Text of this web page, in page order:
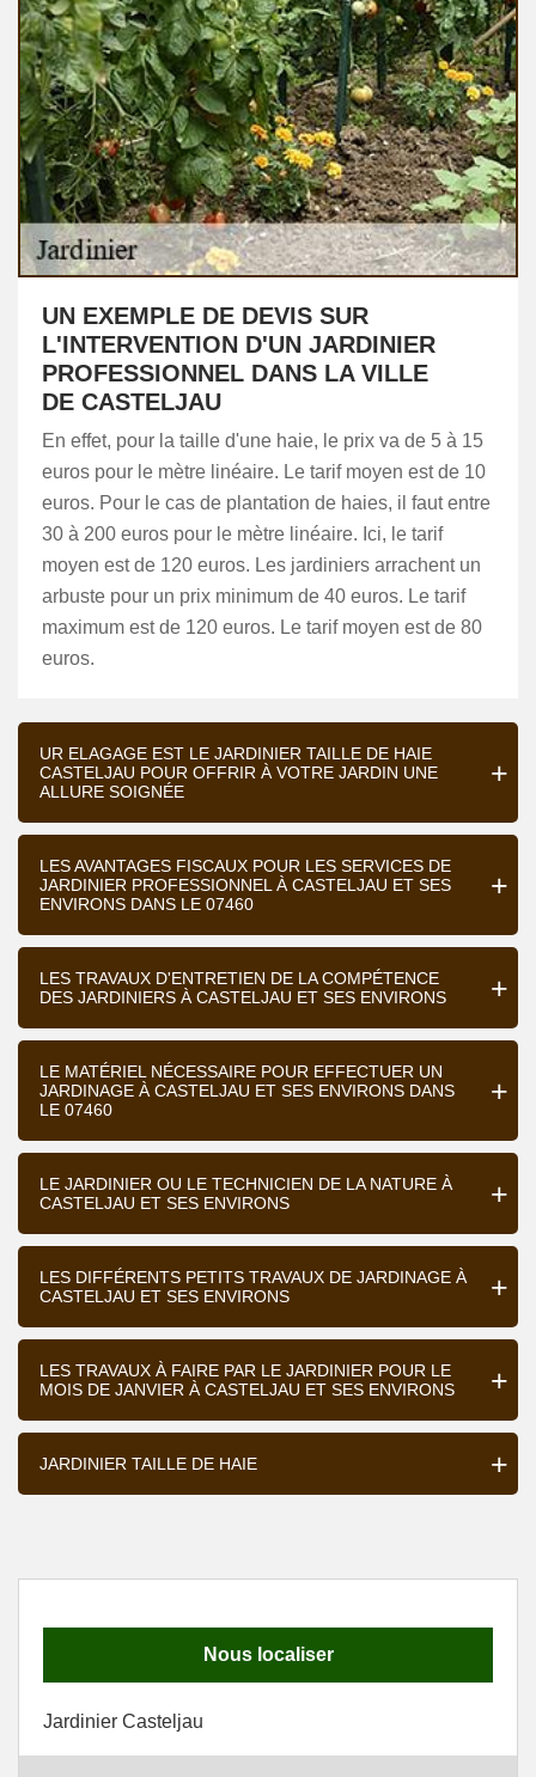
UN EXEMPLE DE DEVIS SUR
L'INTERVENTION D'UN JARDINIER
PROFESSIONNEL DANS LA VILLE
DE CASTELJAU
En effet, pour la taille d'une haie, le prix va de 5 à 15
euros pour le mètre linéaire. Le tarif moyen est de 10
euros. Pour le cas de plantation de haies, il faut entre
30 à 200 euros pour le mètre linéaire. Ici, le tarif
moyen est de 120 euros. Les jardiniers arrachent un
arbuste pour un prix minimum de 40 euros. Le tarif
maximum est de 120 euros. Le tarif moyen est de 80
euros.
UR ELAGAGE EST LE JARDINIER TAILLE DE HAIE
CASTELJAU POUR OFFRIR À VOTRE JARDIN UNE
ALLURE SOIGNÉE
LES AVANTAGES FISCAUX POUR LES SERVICES DE
JARDINIER PROFESSIONNEL À CASTELJAU ET SES
ENVIRONS DANS LE 07460
LES TRAVAUX D'ENTRETIEN DE LA COMPÉTENCE
DES JARDINIERS À CASTELJAU ET SES ENVIRONS
LE MATÉRIEL NÉCESSAIRE POUR EFFECTUER UN
JARDINAGE À CASTELJAU ET SES ENVIRONS DANS
LE 07460
LE JARDINIER OU LE TECHNICIEN DE LA NATURE À
CASTELJAU ET SES ENVIRONS
LES DIFFÉRENTS PETITS TRAVAUX DE JARDINAGE À
CASTELJAU ET SES ENVIRONS
LES TRAVAUX À FAIRE PAR LE JARDINIER POUR LE
MOIS DE JANVIER À CASTELJAU ET SES ENVIRONS
JARDINIER TAILLE DE HAIE
Nous localiser
Jardinier Casteljau